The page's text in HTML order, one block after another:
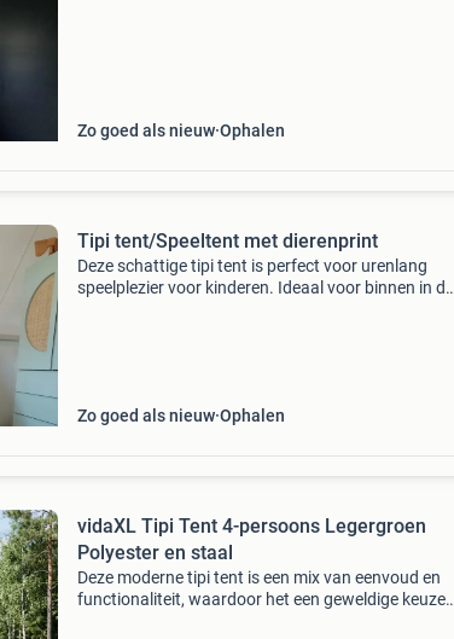
Zo goed als nieuw Ophalen
Tipi tent/Speeltent met dierenprint
Deze schattige tipi tent is perfect voor urenlang
speelplezier voor kinderen. Ideaal voor binnen in de
Zo goed als nieuw Ophalen
vidaXL Tipi Tent 4-persoons Legergroen
Polyester en staal
Deze moderne tipi tent is een mix van eenvoud en
functionaliteit, waardoor het een geweldige keuze